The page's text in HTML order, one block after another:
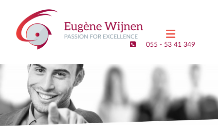
Eugene
Wijnen
Executive
Search
&
Interim
055 - 53 41 349